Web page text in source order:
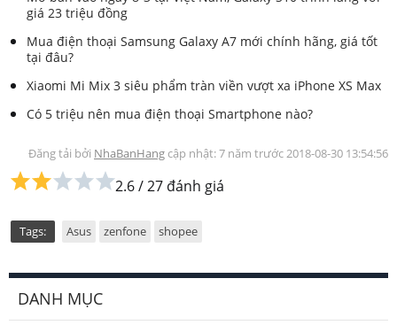
giá 23 triệu đồng
Mua điện thoại Samsung Galaxy A7 mới chính hãng, giá tốt
tại đâu?
Xiaomi Mi Mix 3 siêu phẩm tràn viền vượt xa iPhone XS Max
Có 5 triệu nên mua điện thoại Smartphone nào?
Đăng tải bởi NhaBanHang cập nhật: 7 năm trước2018-08-30 13:54:56
2.6/27 đánh giá
Tags: Asus zenfone shopee
DANH MỤC